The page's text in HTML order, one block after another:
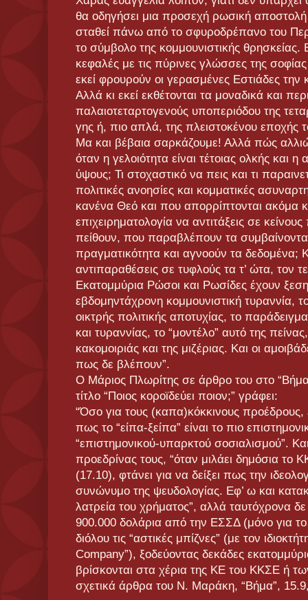
θα οδηγήσει μια προσεχή ρωσική
σταθεί πάνω από το σφυροδρέπανο του
το σύμβολο της κομμουνιστικής
κεφαλές με τις πύρινες γλώσσες της
εκεί φρουρούν οι γερασμένες Εστιάδες την
Αλλά κι εκεί εκθέτονται τα μοναδικά και
παλαιοτεταρτογενούς υποπεριόδου της
γης ή, πιο απλά, της πλειστοκένου εποχής
Μα και βέβαια σαρκάζουμε! Αλλά πώς
όταν η γελοιότητα είναι τέτοιας ολκής και
ύψους; Τι στοχαστικό να πεις και τι
πολιτικές ανοησίες και κομματικές
κανένα Θεό και που απορρίπτονται ακόμα
επιχειρηματολογία να αντιτάξεις σε
πείθουν, που παραβλέπουν τα
πραγματικότητα και αγνοούν τα δεδομένα;
αντιπαραθέσεις σε τυφλούς τα τ’ ώτα, τον
Εκατομμύρια Ρώσοι και Ρωσίδες έχουν
εβδομηντάχρονη κομμουνιστική τυραννία,
οικτρής πολιτικής αποτυχίας, το
και τυραννίας, το “μοντέλο” αυτό της
κακομοιριάς και της μιζέριας. Και οι
πως δε βλέπουν”.
Ο Μάριος Πλωρίτης σε άρθρο του στο
τίτλο “Ποιος κοροϊδεύει ποιον;” γράφει:
“Όσο για τους (καπα)κόκκινους προέδρους,
πως το “είπα-ξείπα” είναι το πιο
“επιστημονικού-υπαρκτού σοσιαλισμού”.
προεδρίνας τους, “όταν μιλάει δημόσια το
(17.10), φτάνει για να δείξει πως την
συνώνυμο της ψευδολογίας. Εφ’ ω και
λατρεία του χρήματος”, αλλά ταυτόχρονα
900.000 δολάρια από την ΕΣΣΔ (μόνο για
διόλου τις “αστικές μπίζνες” (με τον
Company”), ξοδεύοντας δεκάδες
βρίσκονται στα χέρια της ΚΕ του ΚΚΣΕ ή
σχετικά άρθρα του Ν. Μαράκη, “Βήμα”,